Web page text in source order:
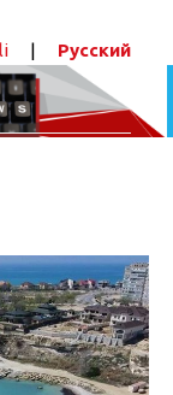
| Русский